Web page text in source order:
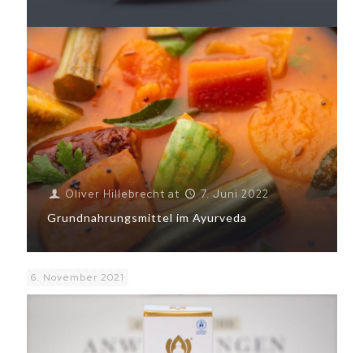
Oliver Hillebrecht at
7. Juni 2022
Grundnahrungsmittel im Ayurveda
6. November 2021